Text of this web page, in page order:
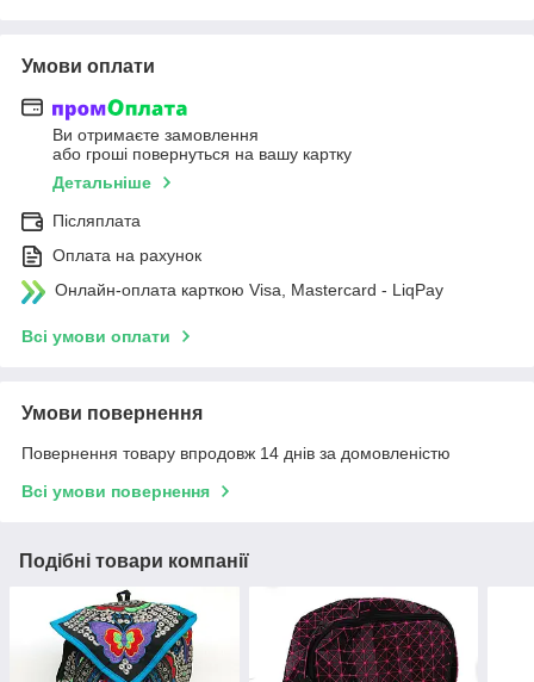
Умови оплати
Ви отримаєте замовлення
або гроші повернуться на вашу картку
Детальніше
Післяплата
Оплата на рахунок
Онлайн-оплата карткою Visa, Mastercard - LiqPay
Всі умови оплати
Умови повернення
Повернення товару впродовж 14 днів за домовленістю
Всі умови повернення
Подібні товари компанії